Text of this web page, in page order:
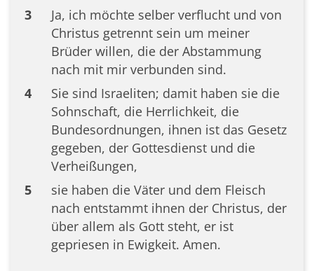
3
Ja, ich möchte selber verflucht und von
Christus getrennt sein um meiner
Brüder willen, die der Abstammung
nach mit mir verbunden sind.
4
Sie sind Israeliten; damit haben sie die
Sohnschaft, die Herrlichkeit, die
Bundesordnungen, ihnen ist das Gesetz
gegeben, der Gottesdienst und die
Verheißungen,
5
sie haben die Väter und dem Fleisch
nach entstammt ihnen der Christus, der
über allem als Gott steht, er ist
gepriesen in Ewigkeit. Amen.